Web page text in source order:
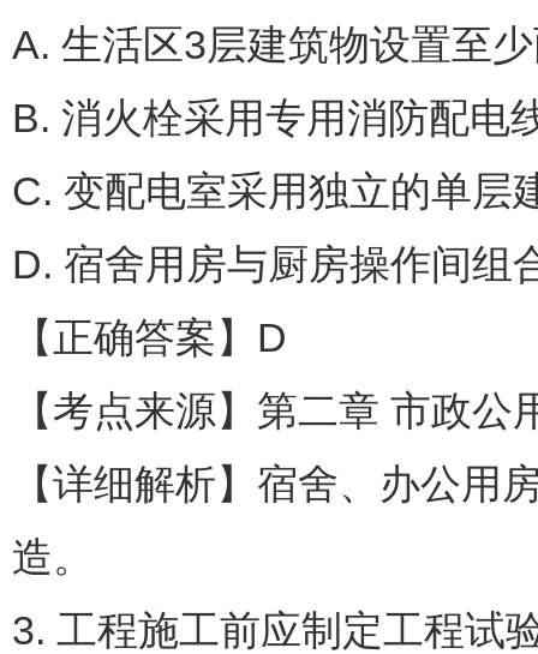
A. 生活区3层建筑物设置至
B. 消火栓采用专用消防配电
C. 变配电室采用独立的单层
D. 宿舍用房与厨房操作间组
【正确答案】D
【考点来源】第二章 市政
【详细解析】宿舍、办公用
造。
3. 工程施工前应制定工程试